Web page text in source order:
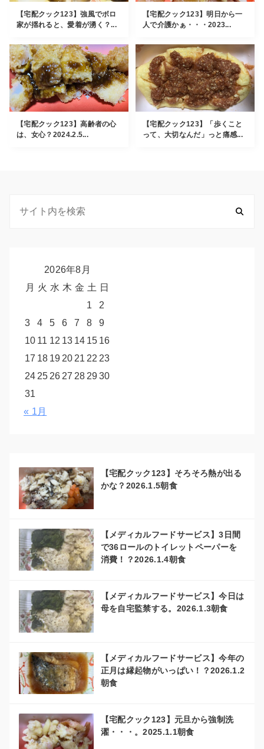
【宅配クック123】強風でボロ
家が揺れると、愛着が湧く？...
【宅配クック123】明日から一
人で介護かぁ・・・2023...
【宅配クック123】高齢者の心
は、女心？2024.2.5...
【宅配クック123】「歩くこと
って、大切なんだ」っと痛感...
2026年8月
月 火 水 木 金 土 日
1
2
3
4 5 6 7 8
9
10 11 12 13 14 15 16
17 18 19 20 21 22 23
24 25 26 27 28 2930
31
« 1月
【宅配クック123】そろそろ熱が出る
かな？2026.1.5朝食
【メディカルフードサービス】3日間
で36ロールのトイレットペーパーを
消費！？2026.1.4朝食
【メディカルフードサービス】今日は
母を自宅監禁する。2026.1.3朝食
【メディカルフードサービス】今年の
正月は縁起物がいっぱい！？2026.1.2
朝食
【宅配クック123】元旦から強制洗
濯・・・。2025.1.1朝食